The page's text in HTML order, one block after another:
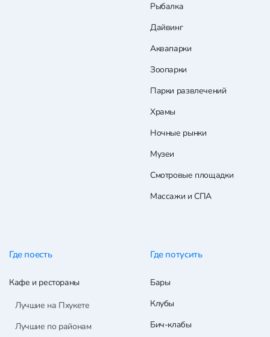
Рыбалка
Дайвинг
Аквапарки
Зоопарки
Парки развлечений
Храмы
Ночные рынки
Музеи
Смотровые площадки
Массажи и СПА
Где поесть
Кафе и рестораны
Лучшие на Пхукете
Лучшие по районам
Где потусить
Бары
Клубы
Бич-клабы